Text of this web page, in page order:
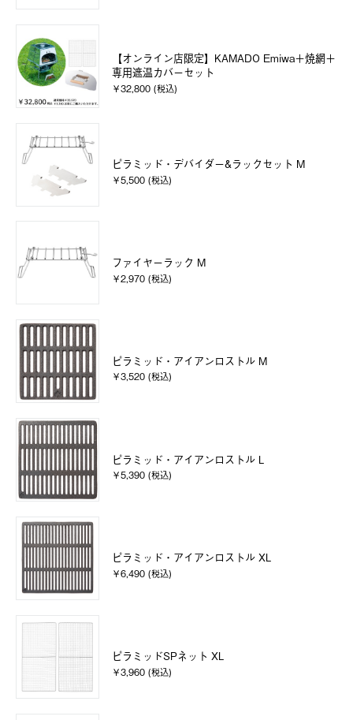
【オンライン店限定】KAMADO Emiwa＋焼網＋
専用遮温カバーセット
￥32,800 (税込)
ピラミッド・デバイダー&ラックセット M
￥5,500 (税込)
ファイヤーラック M
￥2,970 (税込)
ピラミッド・アイアンロストル M
￥3,520 (税込)
ピラミッド・アイアンロストル L
￥5,390 (税込)
ピラミッド・アイアンロストル XL
￥6,490 (税込)
ピラミッドSPネット XL
￥3,960 (税込)